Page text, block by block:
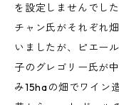
を設定しませんでし
チャン氏がそれぞれ
いましたが、ピエー
子のグレゴリー氏が
み15haの畑でワイン